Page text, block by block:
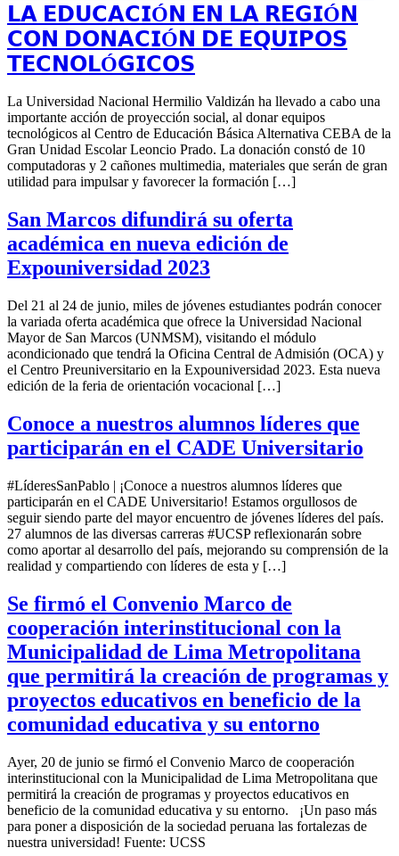
𝗟𝗔 𝗘𝗗𝗨𝗖𝗔𝗖𝗜Ó𝗡 𝗘𝗡 𝗟𝗔 𝗥𝗘𝗚𝗜Ó𝗡
𝗖𝗢𝗡 𝗗𝗢𝗡𝗔𝗖𝗜Ó𝗡 𝗗𝗘 𝗘𝗤𝗨𝗜𝗣𝗢𝗦
𝗧𝗘𝗖𝗡𝗢𝗟Ó𝗚𝗜𝗖𝗢𝗦
La Universidad Nacional Hermilio Valdizán ha llevado a cabo una
importante acción de proyección social, al donar equipos
tecnológicos al Centro de Educación Básica Alternativa CEBA de la
Gran Unidad Escolar Leoncio Prado. La donación constó de 10
computadoras y 2 cañones multimedia, materiales que serán de gran
utilidad para impulsar y favorecer la formación […]
San Marcos difundirá su oferta
académica en nueva edición de
Expouniversidad 2023
Del 21 al 24 de junio, miles de jóvenes estudiantes podrán conocer
la variada oferta académica que ofrece la Universidad Nacional
Mayor de San Marcos (UNMSM), visitando el módulo
acondicionado que tendrá la Oficina Central de Admisión (OCA) y
el Centro Preuniversitario en la Expouniversidad 2023. Esta nueva
edición de la feria de orientación vocacional […]
Conoce a nuestros alumnos líderes que
participarán en el CADE Universitario
#LíderesSanPablo | ¡Conoce a nuestros alumnos líderes que
participarán en el CADE Universitario! Estamos orgullosos de
seguir siendo parte del mayor encuentro de jóvenes líderes del país.
27 alumnos de las diversas carreras #UCSP reflexionarán sobre
como aportar al desarrollo del país, mejorando su comprensión de la
realidad y compartiendo con líderes de esta y […]
Se firmó el Convenio Marco de
cooperación interinstitucional con la
Municipalidad de Lima Metropolitana
que permitirá la creación de programas y
proyectos educativos en beneficio de la
comunidad educativa y su entorno
Ayer, 20 de junio se firmó el Convenio Marco de cooperación
interinstitucional con la Municipalidad de Lima Metropolitana que
permitirá la creación de programas y proyectos educativos en
beneficio de la comunidad educativa y su entorno. ¡Un paso más
para poner a disposición de la sociedad peruana las fortalezas de
nuestra universidad! Fuente: UCSS